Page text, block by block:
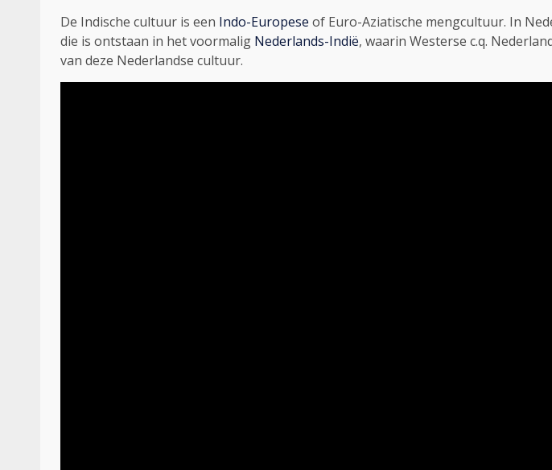
De Indische cultuur is een Indo-Europese of Euro-Aziatische mengcultuur. In
die is ontstaan in het voormalig Nederlands-Indië, waarin Westerse c.q.
van deze Nederlandse cultuur.